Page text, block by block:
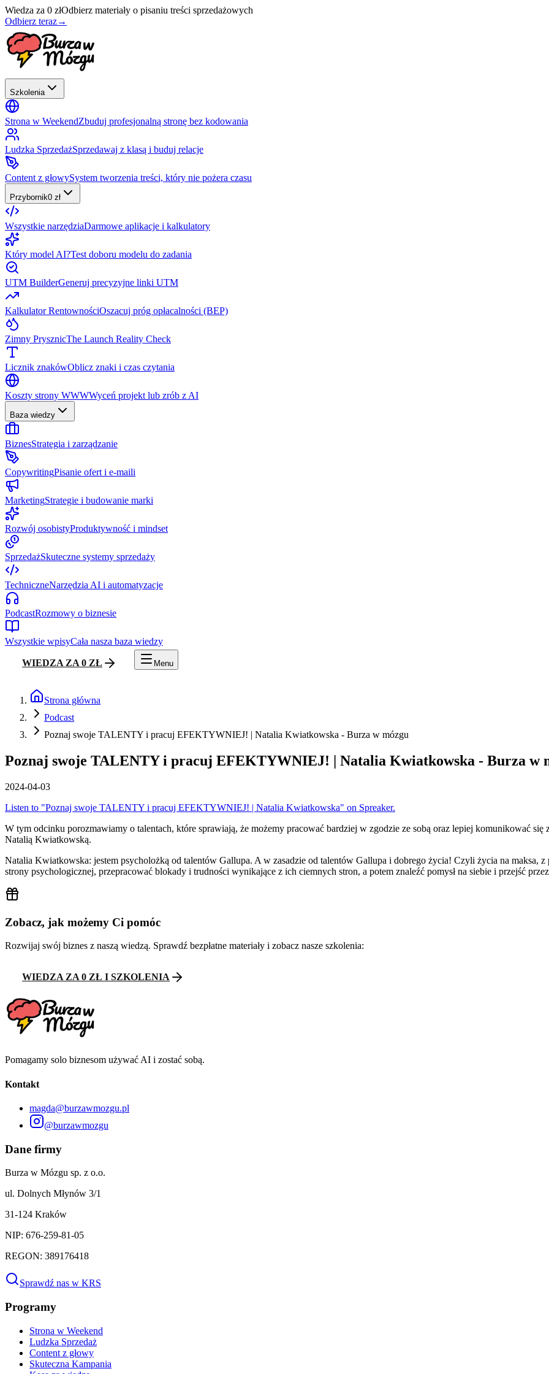
Wiedza za 0 złOdbierz materiały o pisaniu treści sprzedażowych
Odbierz teraz→
Szkolenia
Strona w WeekendZbuduj profesjonalną stronę bez kodowania
Ludzka SprzedażSprzedawaj z klasą i buduj relacje
Content z głowySystem tworzenia treści, który nie pożera czasu
Przybornik0 zł
Wszystkie narzędziaDarmowe aplikacje i kalkulatory
Który model AI?Test doboru modelu do zadania
UTM BuilderGeneruj precyzyjne linki UTM
Kalkulator RentownościOszacuj próg opłacalności (BEP)
Zimny PrysznicThe Launch Reality Check
Licznik znakówOblicz znaki i czas czytania
Koszty strony WWWWyceń projekt lub zrób z AI
Baza wiedzy
BiznesStrategia i zarządzanie
CopywritingPisanie ofert i e-maili
MarketingStrategie i budowanie marki
Rozwój osobistyProduktywność i mindset
SprzedażSkuteczne systemy sprzedaży
TechniczneNarzędzia AI i automatyzacje
PodcastRozmowy o biznesie
Wszystkie wpisyCała nasza baza wiedzy
WIEDZA ZA 0 ZŁ Menu
Strona główna
Podcast
Poznaj swoje TALENTY i pracuj EFEKTYWNIEJ! | Natalia Kwiatkowska - Burza w mózgu
Poznaj swoje TALENTY i pracuj EFEKTYWNIEJ! | Natalia Kwiatkowska - Burza w
2024-04-03
Listen to "Poznaj swoje TALENTY i pracuj EFEKTYWNIEJ! | Natalia Kwiatkowska" on Spreaker.
W tym odcinku porozmawiamy o talentach, które sprawiają, że możemy pracować bardziej w zgodzie ze sobą oraz lepiej komunikować
Natalią Kwiatkowską.
Natalia Kwiatkowska: jestem psycholożką od talentów Gallupa. A w zasadzie od talentów Gallupa i dobrego życia! Czyli życia na maksa,
strony psychologicznej, przepracować blokady i trudności wynikające z ich ciemnych stron, a potem znaleźć pomysł na siebie i przejść
Zobacz, jak możemy Ci pomóc
Rozwijaj swój biznes z naszą wiedzą. Sprawdź bezpłatne materiały i zobacz nasze szkolenia:
WIEDZA ZA 0 ZŁ I SZKOLENIA
Pomagamy solo biznesom używać AI i zostać sobą.
Kontakt
magda@burzawmozgu.pl
@burzawmozgu
Dane firmy
Burza w Mózgu sp. z o.o.
ul. Dolnych Młynów 3/1
31-124 Kraków
NIP: 676-259-81-05
REGON: 389176418
Sprawdź nas w KRS
Programy
Strona w Weekend
Ludzka Sprzedaż
Content z głowy
Skuteczna Kampania